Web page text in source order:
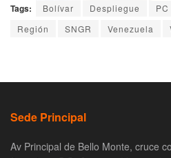
Tags: Bolívar Despliegue PC
Región
SNGR Venezuela
Sede Principal
Av Principal de Bello Monte, cruce